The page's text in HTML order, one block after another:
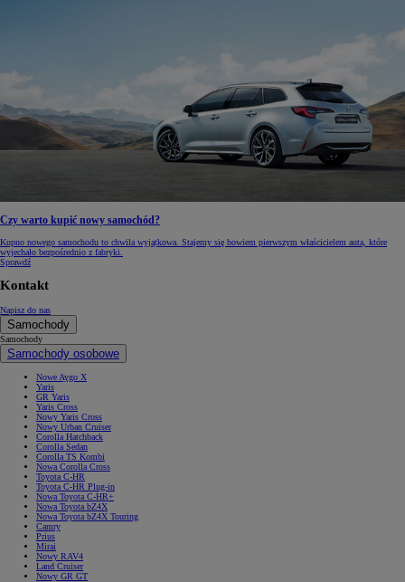
Czy warto kupić nowy samochód?
Kupno nowego samochodu to chwila wyjątkowa. Stajemy się bowiem pierwszym właścicielem auta, które
wyjechało bezpośrednio z fabryki.
Sprawdź
Kontakt
Napisz do nas
Samochody
Samochody
Samochody osobowe
Nowe Aygo X
Yaris
GR Yaris
Yaris Cross
Nowy Yaris Cross
Nowy Urban Cruiser
Corolla Hatchback
Corolla Sedan
Corolla TS Kombi
Nowa Corolla Cross
Toyota C-HR
Toyota C-HR Plug-in
Nowa Toyota C-HR+
Nowa Toyota bZ4X
Nowa Toyota bZ4X Touring
Camry
Prius
Mirai
Nowy RAV4
Land Cruiser
Nowy GR GT